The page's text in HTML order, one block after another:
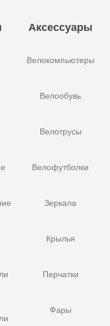
Аксессуары
Велокомпьютеры
Велообувь
Велотрусы
Велофутболки
Зеркала
Крылья
Перчатки
Фары